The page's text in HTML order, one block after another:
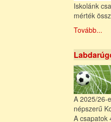
Iskolánk
mérték
Tovább...
A 2025/26-
népszerű
A csapatok